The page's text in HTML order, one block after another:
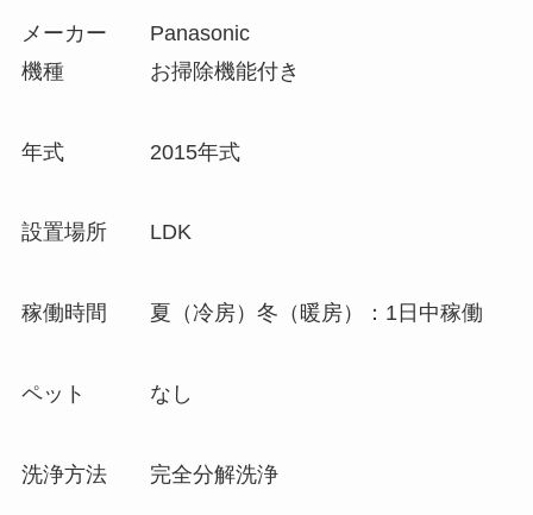
メーカー Panasonic
機種 お掃除機能付き
年式 2015年式
設置場所 LDK
稼働時間 夏（冷房）冬（暖房）：1日中稼働
ペット なし
洗浄方法 完全分解洗浄